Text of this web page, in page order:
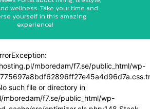
wellness. Take your time and
yourself in this amazing
experience!
mboredam/f7.se/public_html/wp-
such file or directory in
mboredam/f7.se/public_html/wp-